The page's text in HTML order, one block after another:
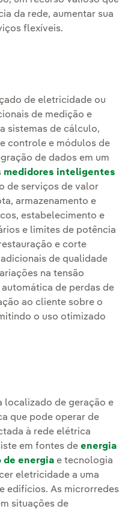
da rede, aumentar sua
flexíveis.
de eletricidade ou
de medição e
sistemas de cálculo,
controle e módulos de
de dados em um
medidores inteligentes
de serviços de valor
armazenamento e
estabelecimento e
e limites de potência
e corte
de qualidade
na tensão
de perdas de
ao cliente sobre o
o uso otimizado
localizado de geração e
que pode operar de
à rede elétrica
em fontes de energia
de energia e tecnologia
eletricidade a uma
edifícios. As microrredes
situações de